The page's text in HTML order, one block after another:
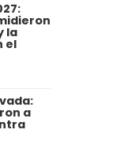
la
el
a